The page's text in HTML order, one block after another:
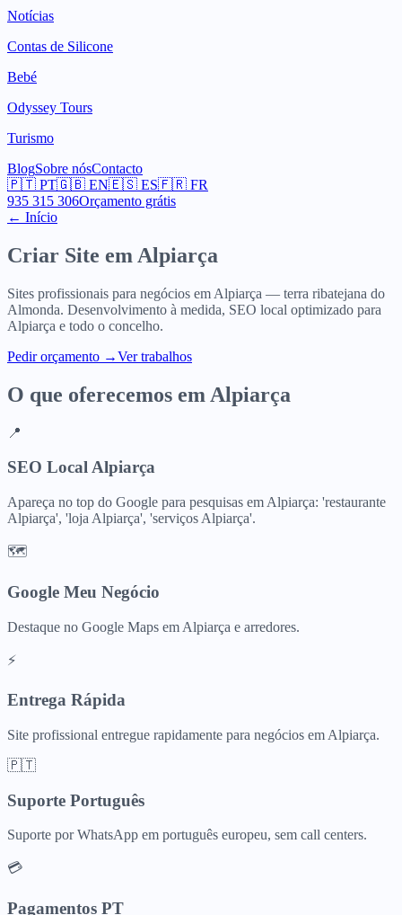
Notícias
Contas de Silicone
Bebé
Odyssey Tours
Turismo
BlogSobre nósContacto
🇵🇹 PT🇬🇧 EN🇪🇸 ES🇫🇷 FR
935 315 306Orçamento grátis
← Início
Criar Site em Alpiarça
Sites profissionais para negócios em Alpiarça — terra ribatejana do
Almonda. Desenvolvimento à medida, SEO local optimizado para
Alpiarça e todo o concelho.
Pedir orçamento →Ver trabalhos
O que oferecemos em Alpiarça
📍
SEO Local Alpiarça
Apareça no top do Google para pesquisas em Alpiarça: 'restaurante
Alpiarça', 'loja Alpiarça', 'serviços Alpiarça'.
🗺️
Google Meu Negócio
Destaque no Google Maps em Alpiarça e arredores.
⚡
Entrega Rápida
Site profissional entregue rapidamente para negócios em Alpiarça.
🇵🇹
Suporte Português
Suporte por WhatsApp em português europeu, sem call centers.
💳
Pagamentos PT